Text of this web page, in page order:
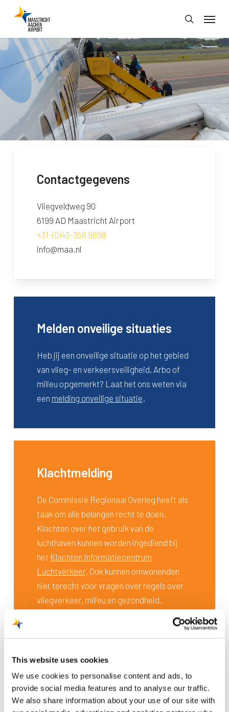
This website uses cookies
We use cookies to personalise content and ads, to
provide social media features and to analyse our traffic.
We also share information about your use of our site with
main
content
search
Menu
Contactgegevens
Vliegveldweg 90
6199 AD Maastricht Airport
+31-(0)43-358 9898
info@maa.nl
Melden onveilige situaties
Heb jij een onveilige situatie op het gebied
van vlieg- en verkeersveiligheid, Arbo of
milieu opgemerkt? Laat het ons weten via
een melding onveilige situatie.
Klachtmelding
De Commissie Regionaal Overleg heeft als
taak om alle belangen recht te doen.
Klachten over het gebruik van de
luchthaven kunnen worden ingediend bij
het Klachten Informatiecentrum
Luchtverkeer. Ook kunnen omwonenden
hier terecht voor vragen over regels over
vliegverkeer, milieu en gezondheid.
Heb je nog vragen?
Neem dan contact met ons op middels
onderstaand formulier